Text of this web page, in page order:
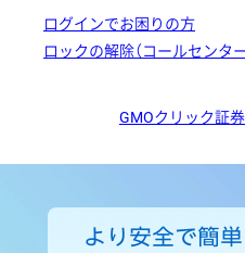
ログインでお困りの方
ロックの解除（コールセンタ
GMOクリック証